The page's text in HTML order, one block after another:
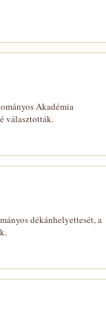
Akadémia
választották.
dékánhelyettesét, a